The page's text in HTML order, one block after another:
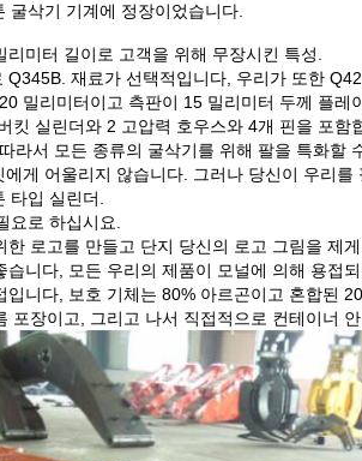
굴삭기 기계에 정장이었습니다.
미터 길이로 고객을 위해 무장시킨 특성.
재료가 선택적입니다, 우리가 또한
밀리미터이고 측판이 15 밀리미터 두께 플레
킷 실린더와 2 고압력 호우스와 4개 핀을 포함
라서 모든 종류의 굴삭기를 위해 팔을 특화할
게 어울리지 않습니다. 그러나 당신이 우리
타입 실린더.
요로 하십시요.
한 로고를 만들고 단지 당신의 로고 그림을 제
습니다, 모든 우리의 제품이 모널에 의해 용접
입니다, 보호 기체는 80% 아르곤이고 혼합된
포장이고, 그리고 나서 직접적으로 컨테이너